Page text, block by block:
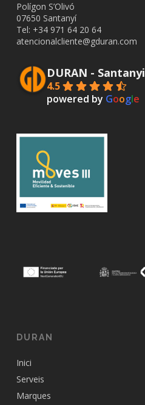
Polígon S’Olivó
07650 Santanyí
Tel: +34 971 64 20 64
atencionalcliente@gduran.com
DURAN - Santanyi
4.5
powered by Google
DURAN
Inici
Serveis
Marques